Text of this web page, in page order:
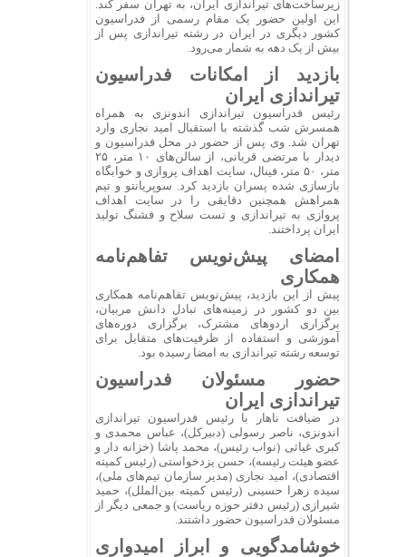
زیرساخت‌های تیراندازی ایران، به تهران سفر کند.
این اولین حضور یک مقام رسمی از فدراسیون
کشور دیگری در ایران در رشته تیراندازی پس از
بیش از یک دهه به شمار می‌رود.
بازدید از امکانات فدراسیون
تیراندازی ایران
رئیس فدراسیون تیراندازی اندونزی به همراه
همسرش شب گذشته با استقبال امید نجاری وارد
تهران شد. وی پس از حضور در محل فدراسیون و
دیدار با مرتضی قربانی، از سالن‌های ۱۰ متر، ۲۵
متر، ۵۰ متر، فینال، سایت اهداف پروازی و خوابگاه
بازسازی شده پسران بازدید کرد. سوپریانتو و تیم
همراهش همچنین دقایقی را در سایت اهداف
پروازی به تیراندازی و تست سلاح و فشنگ تولید
ایران پرداختند.
امضای پیش‌نویس تفاهم‌نامه
همکاری
پیش از این بازدید، پیش‌نویس تفاهم‌نامه همکاری
بین دو کشور در زمینه‌های تبادل دانش مربیان،
برگزاری اردوهای مشترک، برگزاری دوره‌های
آموزشی و استفاده از ظرفیت‌های متقابل برای
توسعه رشته تیراندازی به امضا رسیده بود.
حضور مسئولان فدراسیون
تیراندازی ایران
در ضیافت ناهار با رئیس فدراسیون تیراندازی
اندونزی، ناصر رسولی (دبیرکل)، عباس محمدی و
کبری غیاثی (نواب رئیس)، محمد پاشا (خزانه دار و
عضو هیئت رئیسه)، حسن یزدخواستی (رئیس کمیته
اقتصادی)، امید نجاری (مدیر سازمان تیم‌های ملی)،
سیده زهرا حسینی (رئیس کمیته بین‌الملل)، حمید
شیرازی (رئیس دفتر حوزه ریاست) و جمعی دیگر از
مسئولان فدراسیون حضور داشتند.
خوشامدگویی و ابراز امیدواری